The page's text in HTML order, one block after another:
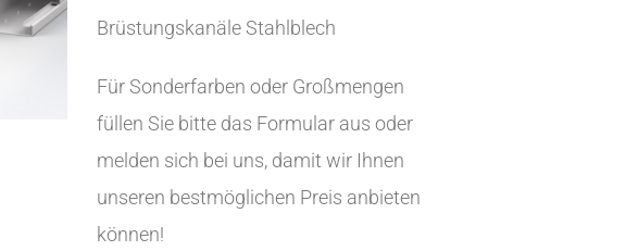
Brüstungskanäle Stahlblech
Für Sonderfarben oder Großmengen
füllen Sie bitte das Formular aus oder
melden sich bei uns, damit wir Ihnen
unseren bestmöglichen Preis anbieten
können!